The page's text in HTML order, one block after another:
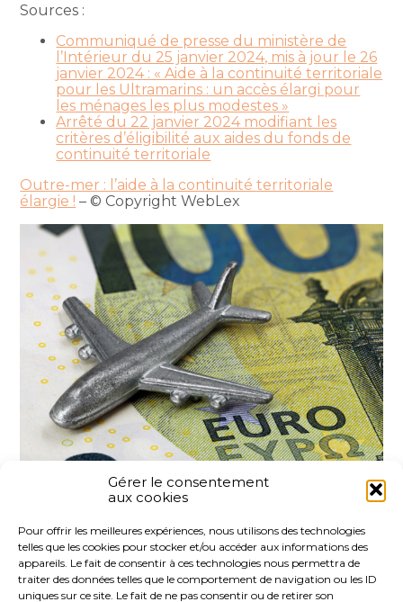
Gérer le consentement
aux cookies
Pour offrir les meilleures expériences, nous utilisons des technologies
telles que les cookies pour stocker et/ou accéder aux informations des
appareils. Le fait de consentir à ces technologies nous permettra de
traiter des données telles que le comportement de navigation ou les ID
uniques sur ce site. Le fait de ne pas consentir ou de retirer son
Sources :
Communiqué de presse du ministère de
l’Intérieur du 25 janvier 2024, mis à jour le 26
janvier 2024 : « Aide à la continuité territoriale
pour les Ultramarins : un accès élargi pour
les ménages les plus modestes »
Arrêté du 22 janvier 2024 modifiant les
critères d’éligibilité aux aides du fonds de
continuité territoriale
Outre-mer : l’aide à la continuité territoriale
élargie ! – © Copyright WebLex
FaceBook
TwitterLinkedIn